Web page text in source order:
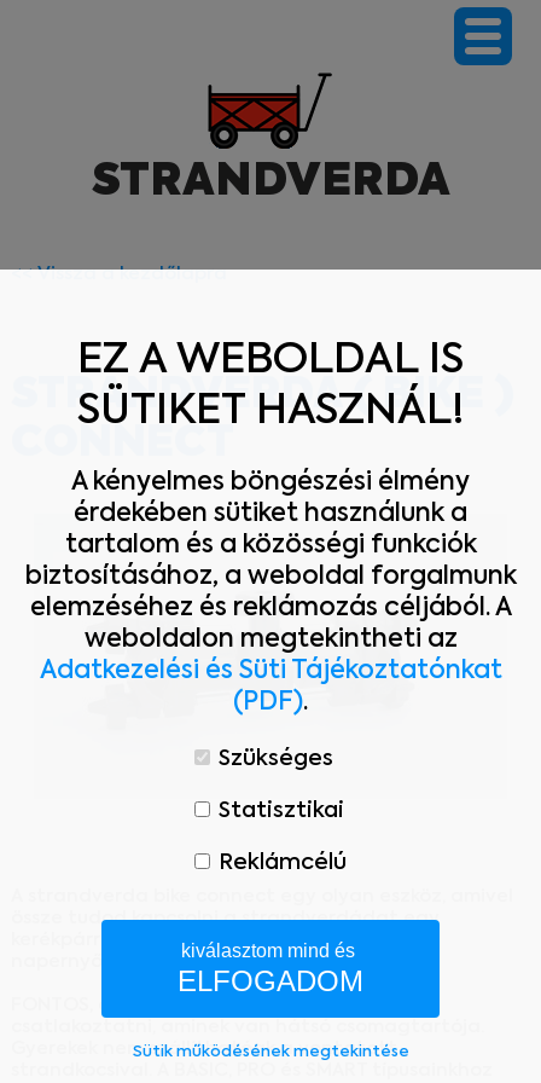
BLOG
KAPCSOLAT
STRANDVERDA
<< Vissza a kezdőlapra
STRANDVERDA ( BIKE )
össze tudod kapcsolni a strandverdádat egy
kerékpárral, vagy hozzá tudsz erősíteni egy
Gyerekek nem szállíthatóak a vontatott
EZ A WEBOLDAL IS
SÜTIKET HASZNÁL!
A kényelmes böngészési élmény
érdekében sütiket használunk a
tartalom és a közösségi funkciók
biztosításához, a weboldal forgalmunk
elemzéséhez és reklámozás céljából. A
weboldalon megtekintheti az
Adatkezelési és Süti Tájékoztatónkat
(PDF).
Szükséges
Statisztikai
Reklámcélú
kiválasztom mind és
ELFOGADOM
Sütik működésének megtekintése